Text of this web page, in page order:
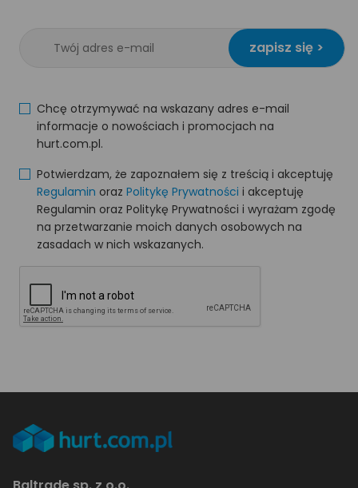
zapisz się >
Chcę otrzymywać na wskazany adres e-mail
informacje o nowościach i promocjach na
hurt.com.pl.
Potwierdzam, że zapoznałem się z treścią i akceptuję
Regulamin oraz Politykę Prywatności i akceptuję
Regulamin oraz Politykę Prywatności i wyrażam zgodę
na przetwarzanie moich danych osobowych na
zasadach w nich wskazanych.